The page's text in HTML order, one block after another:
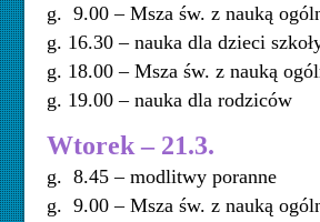
g. 9.00 – Msza św. z nauką
g. 16.30 – nauka dla dzieci
g. 18.00 – Msza św. z nauką
g. 19.00 – nauka dla rodziców
Wtorek – 21.3.
g. 8.45 – modlitwy poranne
g. 9.00 – Msza św. z nauką